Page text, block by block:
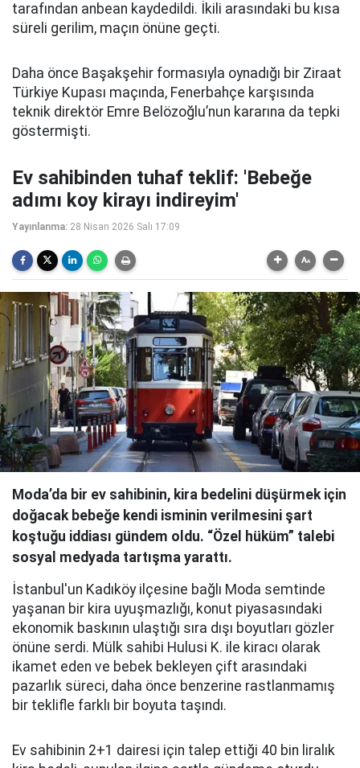
tarafından anbean kaydedildi. İkili arasındaki bu kısa
süreli gerilim, maçın önüne geçti.
Daha önce Başakşehir formasıyla oynadığı bir Ziraat
Türkiye Kupası maçında, Fenerbahçe karşısında
teknik direktör Emre Belözoğlu’nun kararına da tepki
göstermişti.
Ev sahibinden tuhaf teklif: 'Bebeğe
adımı koy kirayı indireyim'
Yayınlanma: 28 Nisan 2026 Salı 17:09
Moda’da bir ev sahibinin, kira bedelini düşürmek için
doğacak bebeğe kendi isminin verilmesini şart
koştuğu iddiası gündem oldu. “Özel hüküm” talebi
sosyal medyada tartışma yarattı.
İstanbul'un Kadıköy ilçesine bağlı Moda semtinde
yaşanan bir kira uyuşmazlığı, konut piyasasındaki
ekonomik baskının ulaştığı sıra dışı boyutları gözler
önüne serdi. Mülk sahibi Hulusi K. ile kiracı olarak
ikamet eden ve bebek bekleyen çift arasındaki
pazarlık süreci, daha önce benzerine rastlanmamış
bir teklifle farklı bir boyuta taşındı.
Ev sahibinin 2+1 dairesi için talep ettiği 40 bin liralık